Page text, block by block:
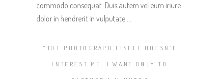
commodo consequat. Duis autem vel eum iriure
dolor in hendrerit in vulputate …
“THE PHOTOGRAPH ITSELF DOESN’T
INTEREST ME. I WANT ONLY TO